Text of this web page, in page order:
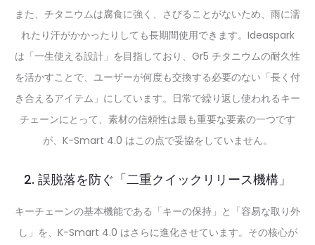
また、チタニウムは腐食に強く、さびることがないため、雨に濡
れたり汗がかかったりしても長期間使用できます。Ideaspark
は「一生使える設計」を目指しており、Gr5 チタニウムの耐久性
を活かすことで、ユーザーが何度も交換する必要のない「長く付
き合えるアイテム」にしています。日常で繰り返し使われるキー
チェーンにとって、素材の信頼性は最も重要な要素の一つです
が、K-Smart 4.0 はこの点で妥協をしていません。
2. 誤脱落を防ぐ「二重クイックリリース機構」
キーチェーンの基本機能である「キーの保持」と「容易な取り外
し」を、K-Smart 4.0 はさらに進化させています。その核心が